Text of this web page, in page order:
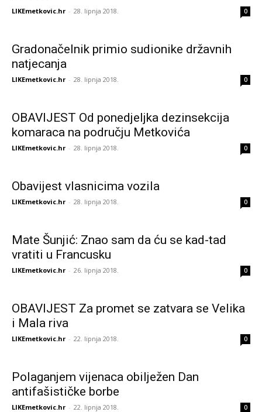
LIKEmetkovic.hr - 28. lipnja 2018. 0
Gradonačelnik primio sudionike državnih
natjecanja
LIKEmetkovic.hr - 28. lipnja 2018. 0
OBAVIJEST Od ponedjeljka dezinsekcija
komaraca na području Metkovića
LIKEmetkovic.hr - 28. lipnja 2018. 0
Obavijest vlasnicima vozila
LIKEmetkovic.hr - 28. lipnja 2018. 0
Mate Šunjić: Znao sam da ću se kad-tad
vratiti u Francusku
LIKEmetkovic.hr - 26. lipnja 2018. 0
OBAVIJEST Za promet se zatvara se Velika
i Mala riva
LIKEmetkovic.hr - 22. lipnja 2018. 0
Polaganjem vijenaca obilježen Dan
antifašističke borbe
LIKEmetkovic.hr - 22. lipnja 2018. 0